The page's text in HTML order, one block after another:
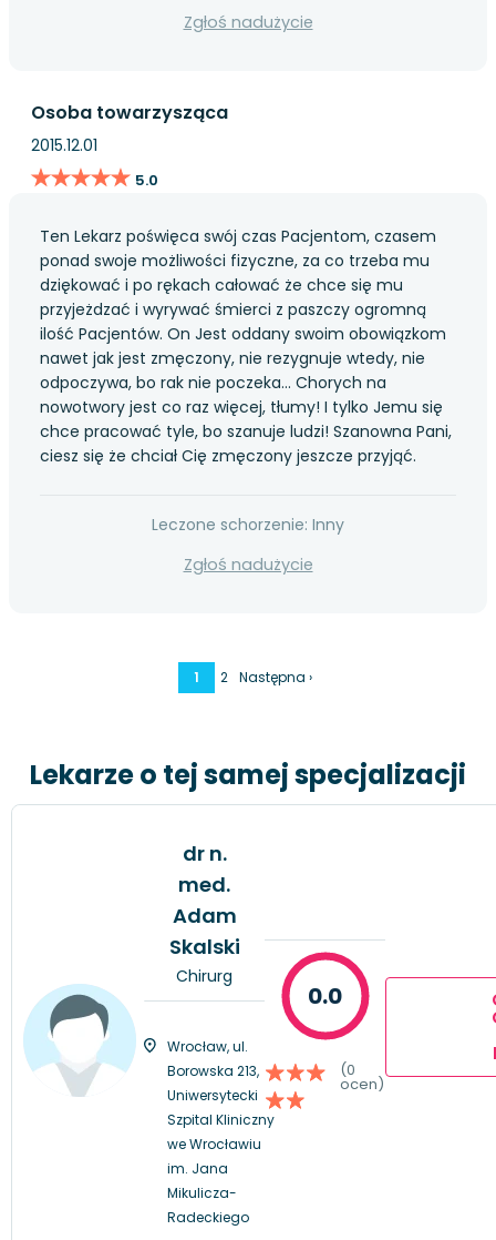
Zgłoś nadużycie
Osoba towarzysząca
2015.12.01
★★★★★
★★★★★ 5.0
Ten Lekarz poświęca swój czas Pacjentom, czasem
ponad swoje możliwości fizyczne, za co trzeba mu
dziękować i po rękach całować że chce się mu
przyjeżdzać i wyrywać śmierci z paszczy ogromną
ilość Pacjentów. On Jest oddany swoim obowiązkom
nawet jak jest zmęczony, nie rezygnuje wtedy, nie
odpoczywa, bo rak nie poczeka... Chorych na
nowotwory jest co raz więcej, tłumy! I tylko Jemu się
chce pracować tyle, bo szanuje ludzi! Szanowna Pani,
ciesz się że chciał Cię zmęczony jeszcze przyjąć.
Leczone schorzenie: Inny
Zgłoś nadużycie
1 2 Następna ›
Lekarze o tej samej specjalizacji
dr n.
med.
Adam
Skalski
Chirurg
Wrocław, ul.
Borowska 213,
Uniwersytecki
Szpital Kliniczny
we Wrocławiu
im. Jana
Mikulicza-
Radeckiego
0.0
(0
ocen)